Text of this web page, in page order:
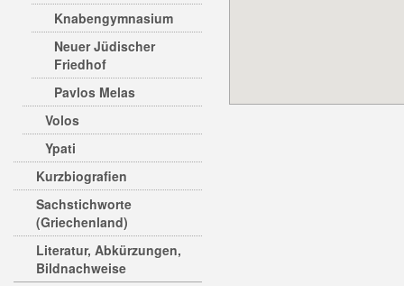
Knabengymnasium
Neuer Jüdischer
Friedhof
Pavlos Melas
Volos
Ypati
Kurzbiografien
Sachstichworte
(Griechenland)
Literatur, Abkürzungen,
Bildnachweise